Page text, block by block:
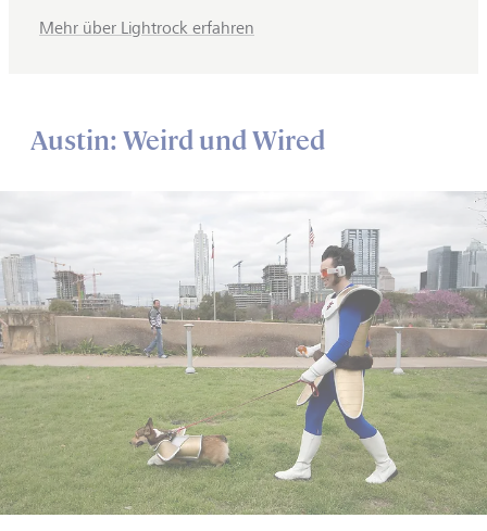
Mehr über Lightrock erfahren
Austin: Weird und Wired